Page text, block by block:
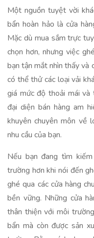
Một nguồn tuyệt vời
bẩn hoàn hảo là cửa
Mặc dù mua sắm trực
chọn hơn, nhưng việc
bạn tận mắt nhìn thấy và
có thể thử các loại vải
giá mức độ thoải mái và
đại diện bán hàng am
khuyên chuyên môn về
nhu cầu của bạn.
Nếu bạn đang tìm
trường hơn khi nói đến
ghé qua các cửa hàng
bền vững. Những cửa
thân thiện với môi
bẩn mà còn được sản